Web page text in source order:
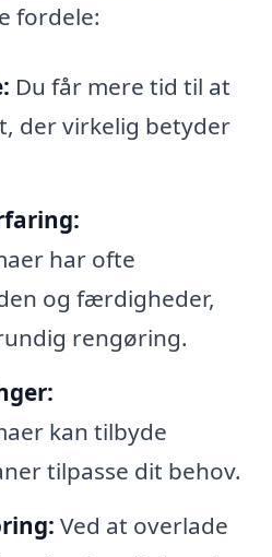
fordele:
Du får mere tid til at
der virkelig betyder
har ofte
og færdigheder,
rengøring.
kan tilbyde
tilpasse dit behov.
Ved at overlade